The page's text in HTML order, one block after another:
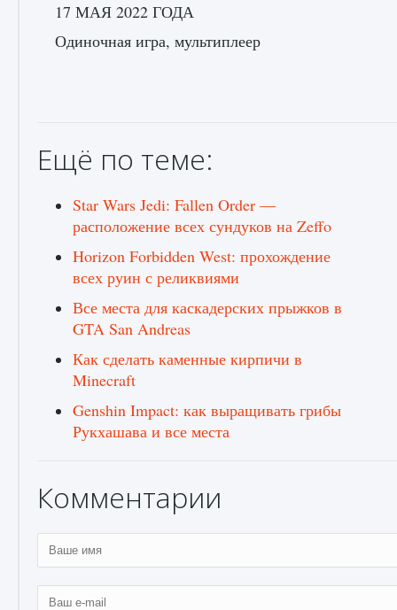
Как приручить существ джунглей Нари в
игре Creatures of Ava
Как разблокировать заклинание Крист в
0
Как приручить существ из степей Тамура в
17 МАЯ 2022 ГОДА
Одиночная игра, мультиплеер
Ещё по теме:
Star Wars Jedi: Fallen Order —
расположение всех сундуков на Zeffo
Horizon Forbidden West: прохождение
всех руин с реликвиями
Все места для каскадерских прыжков в
GTA San Andreas
Как сделать каменные кирпичи в
Minecraft
Genshin Impact: как выращивать грибы
Рукхашава и все места
Комментарии